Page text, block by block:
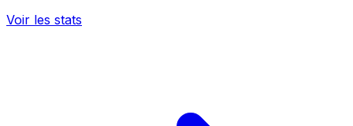
Voir les stats